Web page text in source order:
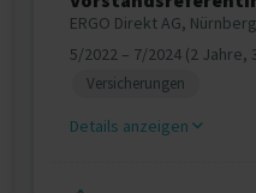
ERGO Direkt AG, Nürnberg
5/2022 – 7/2024 (2 Jahre,
Versicherungen
Details anzeigen